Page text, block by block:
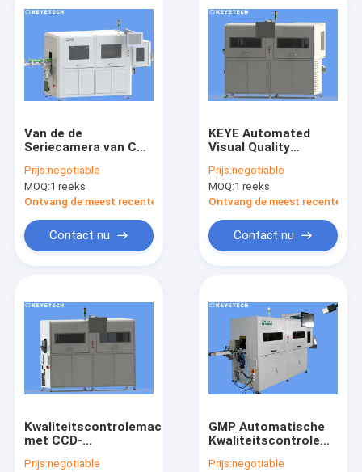
Producten
Ongeveer ons
Van de de
Seriecamera van CCD
Visiemachine met
Kleine
Handarbeidkosten
Prijs:negotiable
MOQ:1 reeks
Ontvang de meest recente Prijs
Contact nu
KEYE Automated
Visual Quality
Hoge Precisie
Prijs:negotiable
MOQ:1 reeks
Ontvang de meest recente
Contact nu
Kwaliteitscontrolemachine
met CCD-
Formaatdossiers van
Prijs:negotiable
GMP Automatische
USB-Interface kvis-g
Prijs:negotiable